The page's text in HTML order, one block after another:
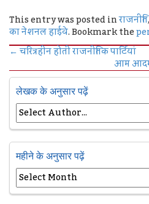
This entry was posted inराजनीति
का नेशनल हाईवे. Bookmark the
←चरित्रहीन होती राजनीतिक पार्टियां
आम
लेखक के अनुसार पढ़ें
महीने के अनुसार पढ़ें